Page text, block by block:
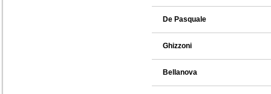
De Pasquale
Ghizzoni
Bellanova